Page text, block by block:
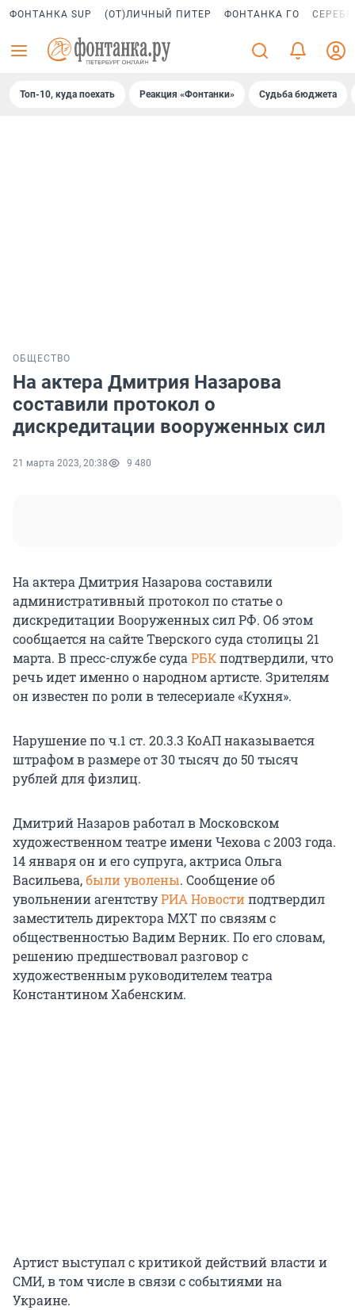
ФОНТАНКА SUP (ОТ)ЛИЧНЫЙ ПИТЕР ФОНТАНКА ГО
Топ-10, куда поехать Реакция «Фонтанки» Судьба бюджета
ОБЩЕСТВО
На актера Дмитрия Назарова
составили протокол о
дискредитации вооруженных сил
21 марта 2023, 20:38 9 480
На актера Дмитрия Назарова составили
административный протокол по статье о
дискредитации Вооруженных сил РФ. Об этом
сообщается на сайте Тверского суда столицы 21
марта. В пресс-службе суда РБКподтвердили, что
речь идет именно о народном артисте. Зрителям
он известен по роли в телесериале «Кухня».
Нарушение по ч.1 ст. 20.3.3 КоАП наказывается
штрафом в размере от 30 тысяч до 50 тысяч
рублей для физлиц.
Дмитрий Назаров работал в Московском
художественном театре имени Чехова с 2003 года.
14 января он и его супруга, актриса Ольга
Васильева,были уволены. Сообщение об
увольнении агентствуРИА Новостиподтвердил
заместитель директора МХТ по связям с
общественностью Вадим Верник. По его словам,
решению предшествовал разговор с
художественным руководителем театра
Константином Хабенским.
Артист выступал с критикой действий власти и
СМИ, в том числе в связи с событиями на
Украине.